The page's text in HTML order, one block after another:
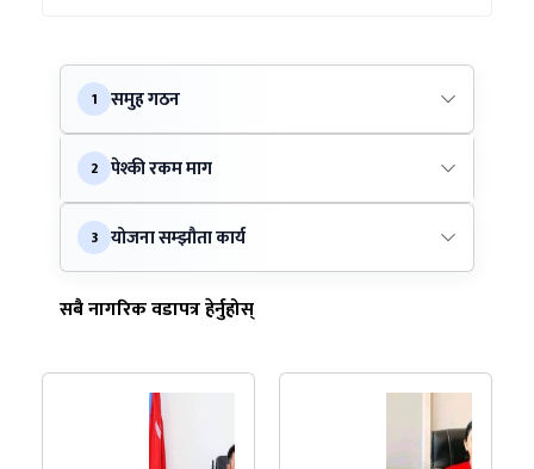
1 समुह गठन
2 पेश्की रकम माग
3 योजना सम्झौता कार्य
सबै नागरिक वडापत्र हेर्नुहोस्